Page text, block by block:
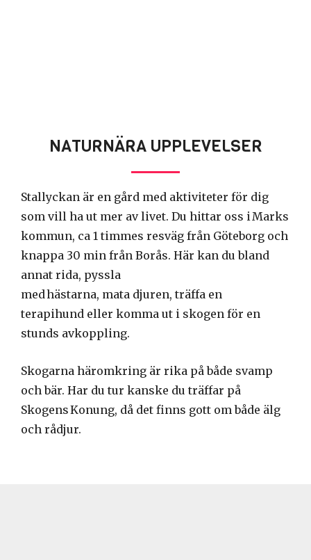
NATURNÄRA UPPLEVELSER
Stallyckan är en gård med aktiviteter för dig
som vill ha ut mer av livet. Du hittar oss i Marks
kommun, ca 1 timmes resväg från Göteborg och
knappa 30 min från Borås. Här kan du bland
annat rida, pyssla
med hästarna, mata djuren, träffa en
terapihund eller komma ut i skogen för en
stunds avkoppling.
Skogarna häromkring är rika på både svamp
och bär. Har du tur kanske du träffar på
Skogens Konung, då det finns gott om både älg
och rådjur.